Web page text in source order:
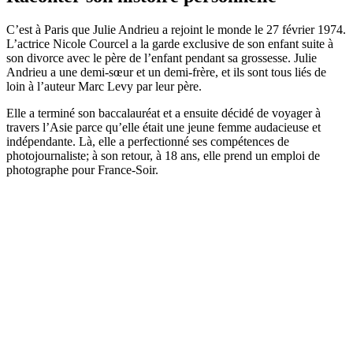
C’est à Paris que Julie Andrieu a rejoint le monde le 27 février 1974.
L’actrice Nicole Courcel a la garde exclusive de son enfant suite à
son divorce avec le père de l’enfant pendant sa grossesse. Julie
Andrieu a une demi-sœur et un demi-frère, et ils sont tous liés de
loin à l’auteur Marc Levy par leur père.
Elle a terminé son baccalauréat et a ensuite décidé de voyager à
travers l’Asie parce qu’elle était une jeune femme audacieuse et
indépendante. Là, elle a perfectionné ses compétences de
photojournaliste; à son retour, à 18 ans, elle prend un emploi de
photographe pour France-Soir.